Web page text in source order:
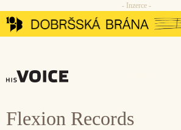
Přeskočit
na
- Inzerce -
Flexion Records